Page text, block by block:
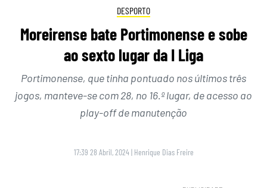
DESPORTO
Moreirense bate Portimonense e sobe
ao sexto lugar da I Liga
Portimonense, que tinha pontuado nos últimos três
jogos, manteve-se com 28, no 16.º lugar, de acesso ao
play-off de manutenção
17:39 28 Abril, 2024 | Henrique Dias Freire